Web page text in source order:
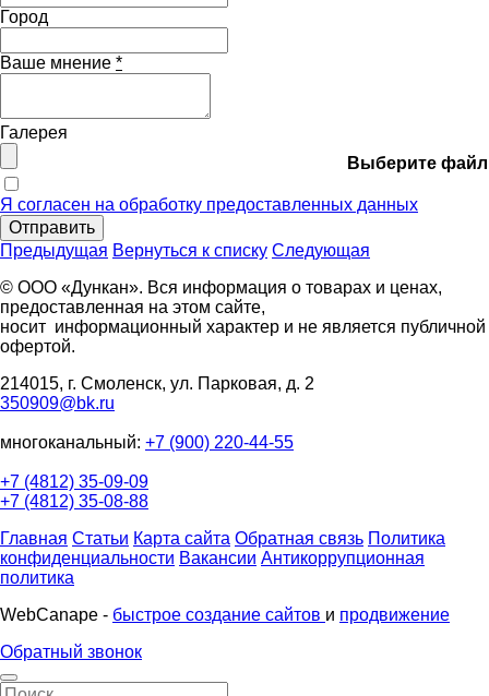
Город
Ваше мнение *
Галерея
Выберите файл
Я согласен на обработку предоставленных данных
Отправить
Предыдущая Вернуться к списку Следующая
© ООО «Дункан». Вся информация о товарах и ценах,
предоставленная на этом сайте,
носит информационный характер и не является публичной
офертой.
214015, г. Смоленск, ул. Парковая, д. 2
350909@bk.ru
многоканальный: +7 (900) 220-44-55
+7 (4812) 35-09-09
+7 (4812) 35-08-88
Главная Статьи Карта сайта Обратная связь Политика
конфиденциальности Вакансии Антикоррупционная
политика
WebCanape - быстрое создание сайтов и продвижение
Обратный звонок